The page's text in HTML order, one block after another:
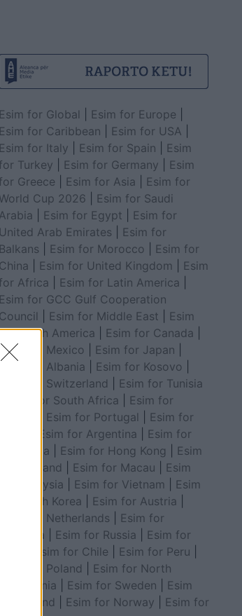
Esim for Global Esim for Europe
Esim for Caribbean
Esim for USA
Esim for Italy
Esim for Spain
Esim
for Turkey
Esim for Germany
Esim
for Greece
Esim for Asia
Esim for
World Cup 2026
Esim for Saudi
Arabia
Esim for Egypt
Esim for
United Arab Emirates
Esim for
Balkans
Esim for Morocco
Esim for
China
Esim for United Kingdom
Esim
for Africa
Esim for Latin America
Esim for GCC Gulf Cooperation
Council
Esim for Middle East
Esim
South America
Esim for Canada
Esim for Mexico
Esim for Japan
Esim for Albania
Esim for Kosovo
Esim for Switzerland
Esim for Tunisia
Esim for South Africa
Esim for
Esim for Portugal
Esim for
Esim for Argentina
Esim for
Colombia
Esim for Hong Kong
Esim
for Thailand
Esim for Macau
Esim
for Malaysia
Esim for Vietnam
Esim
for South Korea
Esim for Austria
Esim for Netherlands
Esim for
Australia
Esim for Russia
Esim for
Esim for Chile Esim for Peru
Esim for Poland
Esim for North
Macedonia
Esim for Sweden
Esim
for Finland
Esim for Norway
Esim for